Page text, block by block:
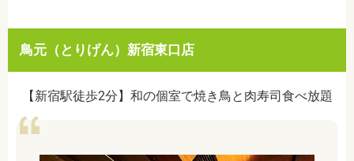
鳥元（とりげん）新宿東口店
【新宿駅徒歩2分】和の個室で焼き鳥と肉寿司食べ放題